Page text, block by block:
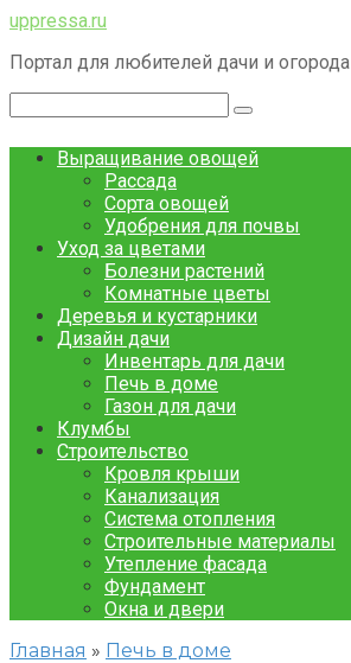
Перейти
контенту
uppressa.ru
Портал для любителей дачи и огорода
Выращивание овощей
Рассада
Сорта овощей
Удобрения для почвы
Уход за цветами
Болезни растений
Комнатные цветы
Деревья и кустарники
Дизайн дачи
Инвентарь для дачи
Печь в доме
Газон для дачи
Клумбы
Строительство
Кровля крыши
Канализация
Система отопления
Строительные материалы
Утепление фасада
Фундамент
Окна и двери
Главная » Печь в доме